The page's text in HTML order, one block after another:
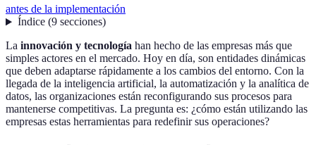
antes de la implementación
Índice(9 secciones)
La innovación y tecnología han hecho de las empresas más que
simples actores en el mercado. Hoy en día, son entidades dinámicas
que deben adaptarse rápidamente a los cambios del entorno. Con la
llegada de la inteligencia artificial, la automatización y la analítica de
datos, las organizaciones están reconfigurando sus procesos para
mantenerse competitivas. La pregunta es: ¿cómo están utilizando las
empresas estas herramientas para redefinir sus operaciones?